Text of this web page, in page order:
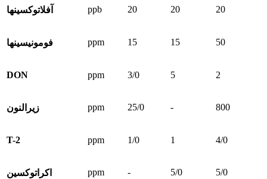
آفلاتوکسین­ها ppb 20 20 20
فومونیسین­ها ppm 15 15 50
DON ppm 3/0 5 2
زیرالنون ppm 25/0 - 800
T-2 ppm 1/0 1 4/0
اکراتوکسین ppm - 5/0 5/0